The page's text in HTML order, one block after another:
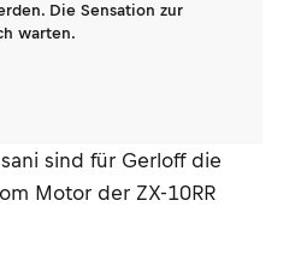
Die Sensation zur
warten.
sind für Gerloff die
Motor der ZX-10RR